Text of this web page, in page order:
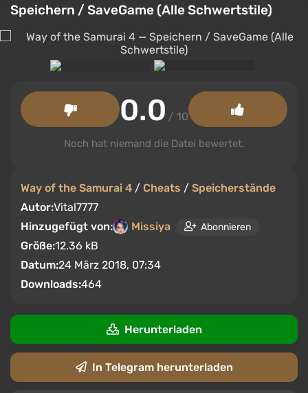
Speichern / SaveGame (Alle Schwertstile)
Way of the Samurai 4 / Cheats / Speicherstände
Autor:Vital7777
Hinzugefügt von:
Missiya Abonnieren
Größe:12.36 kB
Datum:24 März 2018, 07:34
Downloads:464
0.0 / 10
Noch hat niemand die Datei bewertet.
Herunterladen
In Telegram herunterladen